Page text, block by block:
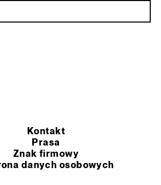
Kontakt
Prasa
Znak firmowy
danych osobowych